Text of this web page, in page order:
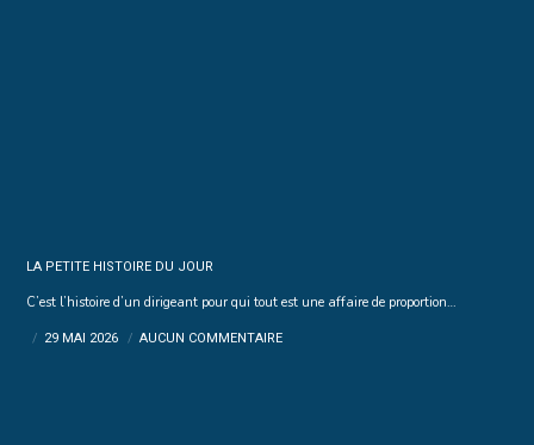
LA PETITE HISTOIRE DU JOUR
C’est l’histoire d’un dirigeant pour qui tout est une affaire de proportion…
29 MAI 2026 AUCUN COMMENTAIRE